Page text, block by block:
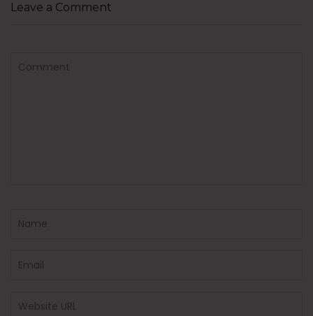
Leave a Comment